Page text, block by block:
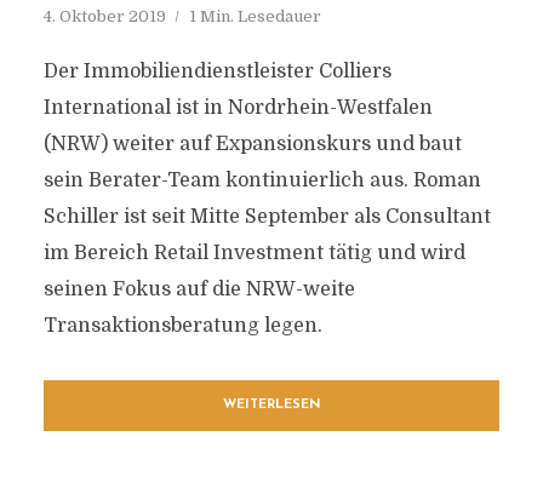
4. Oktober 2019 1 Min. Lesedauer
Der Immobiliendienstleister Colliers
International ist in Nordrhein-Westfalen
(NRW) weiter auf Expansionskurs und baut
sein Berater-Team kontinuierlich aus. Roman
Schiller ist seit Mitte September als Consultant
im Bereich Retail Investment tätig und wird
seinen Fokus auf die NRW-weite
Transaktionsberatung legen.
WEITERLESEN